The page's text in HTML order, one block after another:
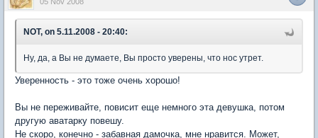
NOT, on 5.11.2008 - 20:40:
Ну, да, а Вы не думаете, Вы просто уверены, что нос утрет.
Уверенность - это тоже очень хорошо!
Вы не переживайте, повисит еще немного эта девушка, потом
другую аватарку повешу.
Не скоро, конечно - забавная дамочка, мне нравится. Может,